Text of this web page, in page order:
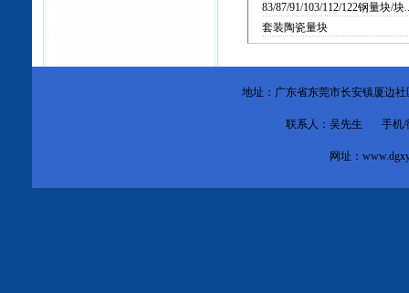
83/87/91/103/112/122钢量块/块
套装陶瓷量块
地址：广东省东莞市长安镇厦边
联系人：吴先生 手机/
网址：